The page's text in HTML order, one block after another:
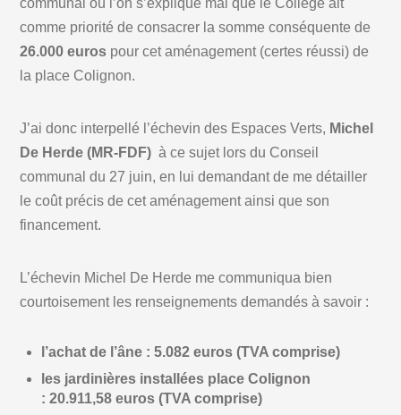
comme priorité de consacrer la somme conséquente de
26.000 euros pour cet aménagement (certes réussi) de
la place Colignon.
J’ai donc interpellé l’échevin des Espaces Verts, Michel
De Herde (MR-FDF) à ce sujet lors du Conseil
communal du 27 juin, en lui demandant de me détailler
le coût précis de cet aménagement ainsi que son
financement.
L’échevin Michel De Herde me communiqua bien
courtoisement les renseignements demandés à savoir :
l’achat de l’âne : 5.082 euros (TVA comprise)
les jardinières installées place Colignon
: 20.911,58 euros (TVA comprise)